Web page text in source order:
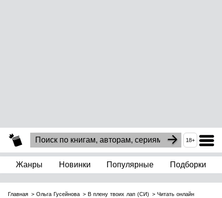
18+
Жанры Новинки Популярные Подборки
Главная Ольга Гусейнова В плену твоих лап (СИ) Читать онлайн